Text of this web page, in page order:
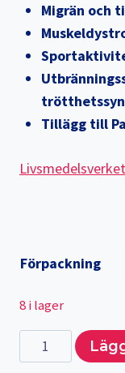
Migrän och
Tillägg till
Förpackning
8 i lager
CellenerQ10,
BellMeda